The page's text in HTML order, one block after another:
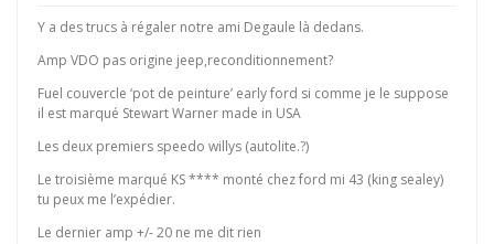
Y a des trucs à régaler notre ami Degaule là dedans.
Amp VDO pas origine jeep,reconditionnement?
Fuel couvercle ‘pot de peinture’ early ford si comme je le suppose
il est marqué Stewart Warner made in USA
Les deux premiers speedo willys (autolite.?)
Le troisième marqué KS **** monté chez ford mi 43 (king sealey)
tu peux me l’expédier.
Le dernier amp +/- 20 ne me dit rien